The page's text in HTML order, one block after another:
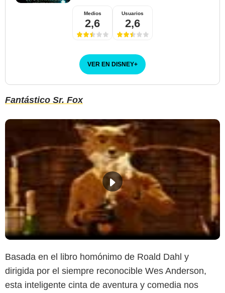
Medios
2,6
Usuarios
2,6
VER EN DISNEY+
Fantástico Sr. Fox
Basada en el libro homónimo de Roald Dahl y
dirigida por el siempre reconocible Wes Anderson,
esta inteligente cinta de aventura y comedia nos